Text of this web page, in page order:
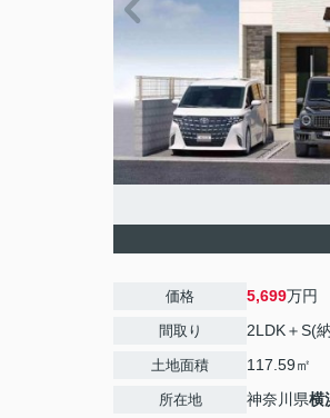
価格 5,699万円
間取り 2LDK＋S(
土地面積 117.59㎡
所在地 神奈川県横